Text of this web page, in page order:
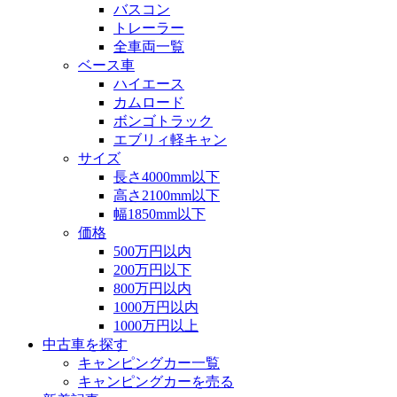
バスコン
トレーラー
全車両一覧
ベース車
ハイエース
カムロード
ボンゴトラック
エブリィ軽キャン
サイズ
長さ4000mm以下
高さ2100mm以下
幅1850mm以下
価格
500万円以内
200万円以下
800万円以内
1000万円以内
1000万円以上
中古車を探す
キャンピングカー一覧
キャンピングカーを売る